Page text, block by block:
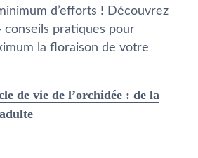
d’efforts ! Découvrez
conseils pratiques pour
la floraison de votre
de vie de l’orchidée : de la